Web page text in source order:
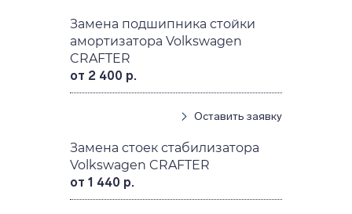
Замена подшипника стойки
амортизатора Volkswagen
CRAFTER
от 2 400 р.
Оставить заявку
Замена стоек стабилизатора
Volkswagen CRAFTER
от 1 440 р.